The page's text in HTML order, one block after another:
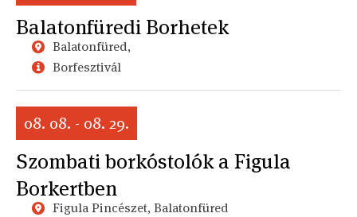
Balatonfüredi Borhetek
Balatonfüred,
Borfesztivál
08. 08. - 08. 29.
Szombati borkóstolók a Figula
Borkertben
Figula Pincészet, Balatonfüred